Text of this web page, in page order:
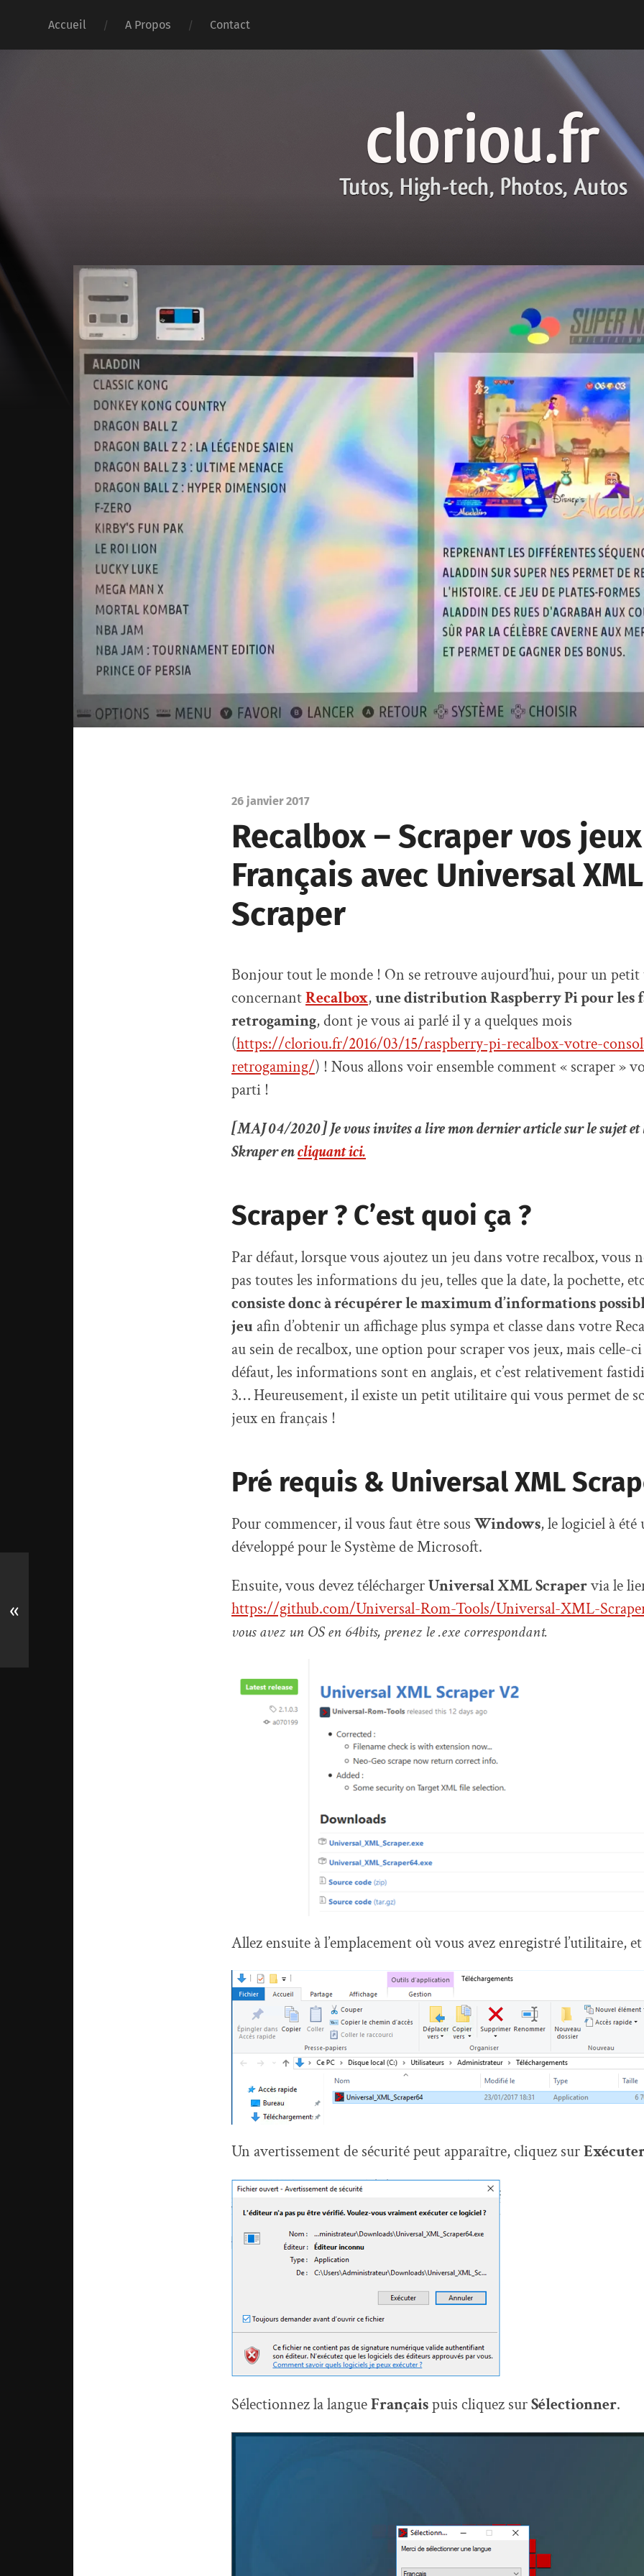
Accueil A Propos Contact
26 janvier 2017
Recalbox – Scraper vos
Français avec Universal XML
Scraper
Bonjour tout le monde ! On se retrouve aujourd’hui, pour un
concernantRecalbox,une distribution Raspberry Pi pour les
retrogaming, dont je vous ai parlé il y a quelques mois
(https://cloriou.fr/2016/03/15/raspberry-pi-recalbox-votre-
retrogaming/) ! Nous allons voir ensemble comment « scraper »
parti !
[MAJ 04/2020] Je vous invites a lire mon dernier article sur le sujet
Skraper encliquant ici.
Scraper ? C’est quoi ça ?
Par défaut, lorsque vous ajoutez un jeu dans votre recalbox, vous
pas toutes les informations du jeu, telles que la date, la pochette,
consiste donc à récupérer le maximum d’informations
jeu afin d’obtenir un affichage plus sympa et classe dans votre
au sein de recalbox, une option pour scraper vos jeux, mais celle-ci
défaut, les informations sont en anglais, et c’est relativement
3… Heureusement, il existe un petit utilitaire qui vous permet de
jeux en français !
Pré requis & Universal XML
Pour commencer, il vous faut être sous Windows, le logiciel à
développé pour le Système de Microsoft.
Ensuite, vous devez téléchargerUniversal XML Scrapervia le
https://github.com/Universal-Rom-Tools/Universal-XML-
vous avez un OS en 64bits, prenez le .exe correspondant.
Allez ensuite à l’emplacement où vous avez enregistré l’utilitaire,
Un avertissement de sécurité peut apparaître, cliquez sur
Sélectionnez la langueFrançaispuis cliquez surSélectionner.
«